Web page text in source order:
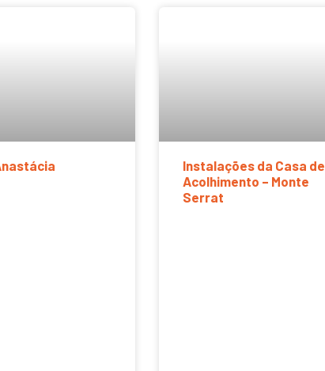
Instalações da Casa de
Acolhimento – Monte
Serrat